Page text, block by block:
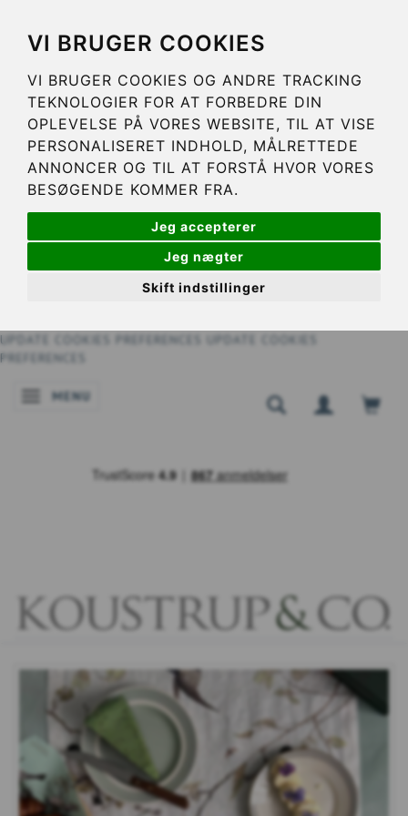
VI BRUGER COOKIES
VI BRUGER COOKIES OG ANDRE TRACKING
TEKNOLOGIER FOR AT FORBEDRE DIN
OPLEVELSE PÅ VORES WEBSITE, TIL AT VISE
PERSONALISERET INDHOLD, MÅLRETTEDE
ANNONCER OG TIL AT FORSTÅ HVOR VORES
BESØGENDE KOMMER FRA.
Jeg accepterer
Jeg nægter
Skift indstillinger
UPDATE COOKIES PREFERENCES
UPDATE COOKIES
PREFERENCES
NAVIGATIE IN-/UITSCHAKELEN
MENU